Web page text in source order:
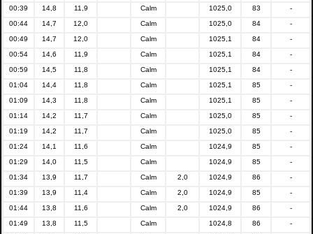
00:39
14,8 11,9 Calm 1025,0 83
-
00:44
14,7 12,0 Calm 1025,0 84
-
00:49
14,7 12,0 Calm 1025,1 84
-
00:54
14,6 11,9 Calm 1025,1 84
-
00:59
14,5 11,8 Calm 1025,1 84
-
01:04
14,4 11,8 Calm 1025,1 85
-
01:09
14,3 11,8 Calm 1025,1 85
-
01:14
14,2 11,7 Calm 1025,0 85
-
01:19
14,2 11,7 Calm 1025,0 85
-
01:24
14,1 11,6 Calm 1024,9 85
-
01:29
14,0 11,5 Calm 1024,9 85
-
01:34
13,9 11,7 Calm 2,0 1024,9 86
-
01:39
13,9 11,4 Calm 2,0 1024,9 85
-
01:44
13,8 11,6 Calm 2,0 1024,9 86
-
01:49
13,8 11,5 Calm 1024,8 86
-